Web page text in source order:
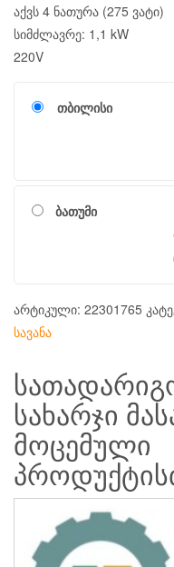
აქვს 4 ნათურა (275 ვატი)
სიმძლავრე: 1,1 kW
220V
თბილისი
ბათუმი
არტიკული: 22301765
სავანა
სახარჯი
მოცემული